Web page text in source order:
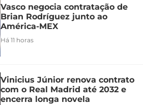
Vasco negocia contratação de
Brian Rodríguez junto ao
América-MEX
Há 11 horas
Vinicius Júnior renova contrato
com o Real Madrid até 2032 e
encerra longa novela